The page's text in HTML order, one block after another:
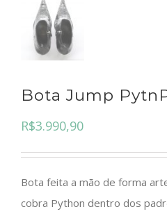
Bota Jump
R$3.990,90
Bota feita a mão de forma
cobra Python dentro dos